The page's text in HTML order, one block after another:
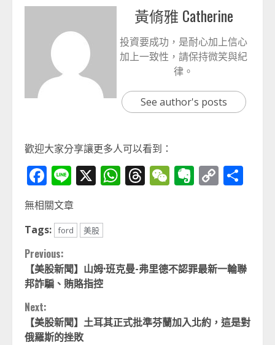
黃脩雅 Catherine
投資要成功，是耐心加上信心
加上一致性，請保持微笑與紀
律。
See author's posts
歡迎大家分享讓更多人可以看到：
Facebook
Line
X WhatsApp
Threads
WeChat
Evernote
Copy
無相關文章
Tags: ford 美股
Continue
Reading
Previous:
【美股新聞】山姆·班克曼-弗里德不認罪最新一輪聯
邦詐騙、賄賂指控
Next:
【美股新聞】土耳其正式批準芬蘭加入北約，這是對
俄羅斯的挫敗